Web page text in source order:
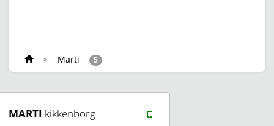
> Marti 5
MARTI kikkenborg